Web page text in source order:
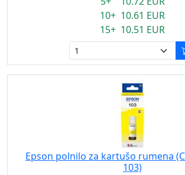
10+ 10.61 EUR
15+ 10.51 EUR
Epson polnilo za kartušo rumena
103)